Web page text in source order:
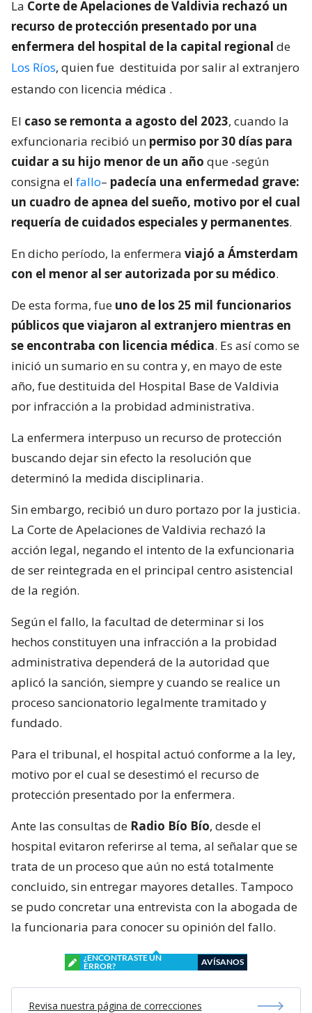
La Corte de Apelaciones de Valdivia rechazó un
recurso de protección presentado por una
enfermera del hospital de la capital regional de
Los Ríos, quien fue destituida por salir al extranjero
estando con licencia médica .
El caso se remonta a agosto del 2023, cuando la
exfuncionaria recibió un permiso por 30 días para
cuidar a su hijo menor de un año que -según
consigna el fallo– padecía una enfermedad grave:
un cuadro de apnea del sueño, motivo por el cual
requería de cuidados especiales y permanentes.
En dicho período, la enfermera viajó a Ámsterdam
con el menor al ser autorizada por su médico.
De esta forma, fue uno de los 25 mil funcionarios
públicos que viajaron al extranjero mientras en
se encontraba con licencia médica. Es así como se
inició un sumario en su contra y, en mayo de este
año, fue destituida del Hospital Base de Valdivia
por infracción a la probidad administrativa.
La enfermera interpuso un recurso de protección
buscando dejar sin efecto la resolución que
determinó la medida disciplinaria.
Sin embargo, recibió un duro portazo por la justicia.
La Corte de Apelaciones de Valdivia rechazó la
acción legal, negando el intento de la exfuncionaria
de ser reintegrada en el principal centro asistencial
de la región.
Según el fallo, la facultad de determinar si los
hechos constituyen una infracción a la probidad
administrativa dependerá de la autoridad que
aplicó la sanción, siempre y cuando se realice un
proceso sancionatorio legalmente tramitado y
fundado.
Para el tribunal, el hospital actuó conforme a la ley,
motivo por el cual se desestimó el recurso de
protección presentado por la enfermera.
Ante las consultas de Radio Bío Bío, desde el
hospital evitaron referirse al tema, al señalar que se
trata de un proceso que aún no está totalmente
concluido, sin entregar mayores detalles. Tampoco
se pudo concretar una entrevista con la abogada de
la funcionaria para conocer su opinión del fallo.
¿ENCONTRASTE UN
ERROR?
AVÍSANOS
Revisa nuestra página de correcciones